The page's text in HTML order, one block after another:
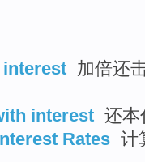
加倍还
interest 还本
Rates 计